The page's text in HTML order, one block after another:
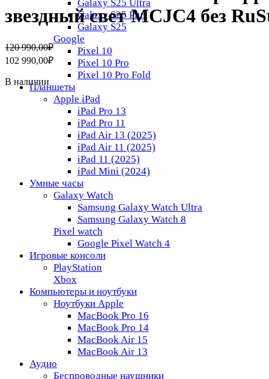
Galaxy S25 Ultra
Galaxy S25 Plus
Galaxy S25
Google
Pixel 10
Pixel 10 Pro
Pixel 10 Pro Fold
Планшеты
Apple iPad
iPad Pro 13
iPad Pro 11
iPad Air 13 (2025)
iPad Air 11 (2025)
iPad 11 (2025)
iPad Mini (2024)
Умные часы
Galaxy Watch
Samsung Galaxy Watch Ultra
Samsung Galaxy Watch 8
Pixel watch
Google Pixel Watch 4
Игровые консоли
PlayStation
Xbox
Компьютеры и ноутбуки
Ноутбуки Apple
MacBook Pro 16
MacBook Pro 14
MacBook Air 15
MacBook Air 13
Аудио
Беспроводные наушники
звездный свет MCJC4 без
120 990,00₽
Первоначальная
цена
составляла
120
990,00₽.
102 990,00₽
Текущая
цена:
102
990,00₽.
В наличии